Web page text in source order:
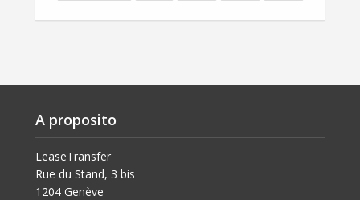
A proposito
LeaseTransfer
Rue du Stand, 3 bis
1204 Genève